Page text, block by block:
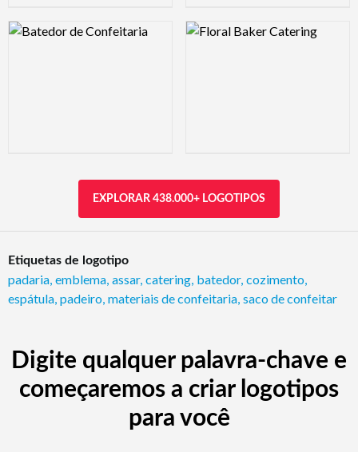
Logo Preview Image Logo Preview Image
EXPLORAR 438.000+ LOGOTIPOS
Etiquetas de logotipo
padaria emblema assar, catering batedor, cozimento
espátula padeiro materiais de confeitaria saco de confeitar
Digite qualquer palavra-chave e
começaremos a criar logotipos
para você